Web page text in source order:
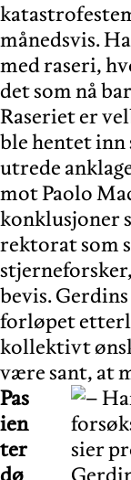
månedsvis.
med raseri,
det som nå
Raseriet er
ble hentet inn
utrede
mot Paolo
konklusjoner
rektorat som
bevis.
forløpet
kollektivt
være sant, at
Pas
ien
ter
dø